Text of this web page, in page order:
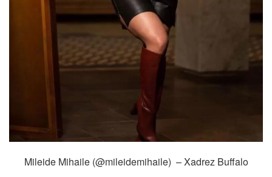
Mileide Mihaile (@mileidemihaile) – Xadrez Buffalo